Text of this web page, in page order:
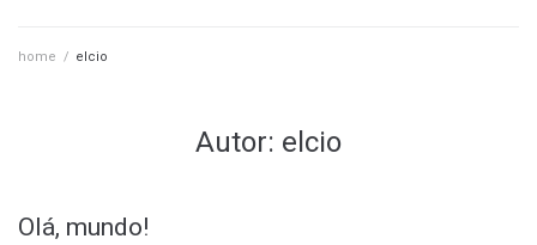
home / elcio
Autor: elcio
Olá, mundo!